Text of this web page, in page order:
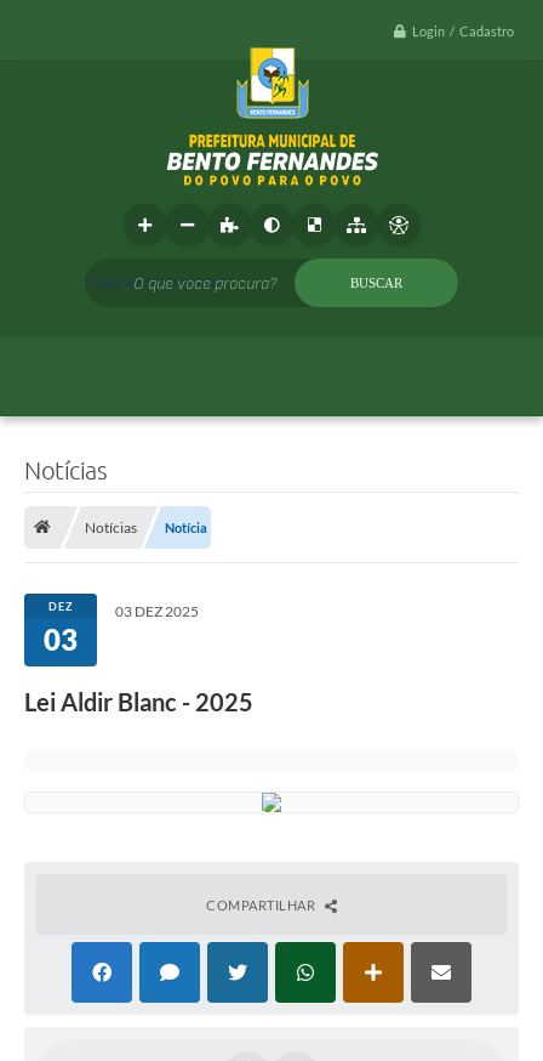
Login / Cadastro
O que voce procura?
Notícias
Notícias Notícia
DEZ
03
03 DEZ 2025
Lei Aldir Blanc - 2025
COMPARTILHAR